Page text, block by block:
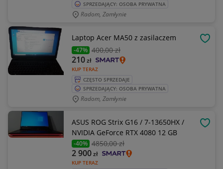
SPRZEDAJĄCY: OSOBA PRYWATNA
Radom, Zamłynie
Laptop Acer MA50 z zasilaczem
-47% 400,00 zł
KUP TERAZ
210zł
CZĘSTO SPRZEDAJE
SPRZEDAJĄCY: OSOBA PRYWATNA
Radom, Zamłynie
ASUS ROG Strix G16 / 7-13650HX /
NVIDIA GeForce RTX 4080 12 GB
-40% 4850,00 zł
KUP TERAZ
2 900zł